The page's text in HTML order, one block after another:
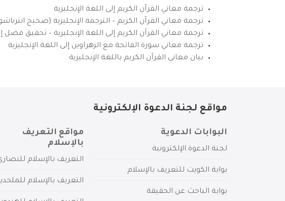
ترجمة معاني القرآن الكريم إلى اللغة الإنجليزية
ترجمة معاني القرآن الكريم – الترجمة الإنجليزية (صحيح
ترجمة معاني القرآن الكريم إلى اللغة الإنجليزية – تحقيق
ترجمة معاني سورة الفاتحة مع الزهراوين إلى اللغة الإنجليزية
بيان معاني القرآن الكريم باللغة الإنجليزية
مواقع لجنة الدعوة الإلكترونية
البوابات الدعوية
لجنة الدعوة الإلكترونية
بوابة الكويت للتعريف بالإسلام
بوابة الباحث عن الحقيقة
مواقع التعريف
بالإسلام
التعريف بالإسلام
التعريف بالإسلام